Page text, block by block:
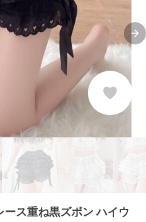
ース重ね黒ズボン ハイウ